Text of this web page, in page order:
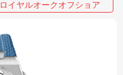
ロイヤルオークオフショア